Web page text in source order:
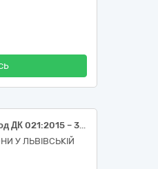
Комп’ютери та ноутбуки (код ДК 021:2015 – 30210000-4 – «Машини для обробки даних (апаратна частина)», уточнюючі коди ДК 021:2015 – 30213000-5 – «Персональні комп’ютери», 30213100-6 «Портативні комп’ютери»)
У ЛЬВІВСЬКІЙ